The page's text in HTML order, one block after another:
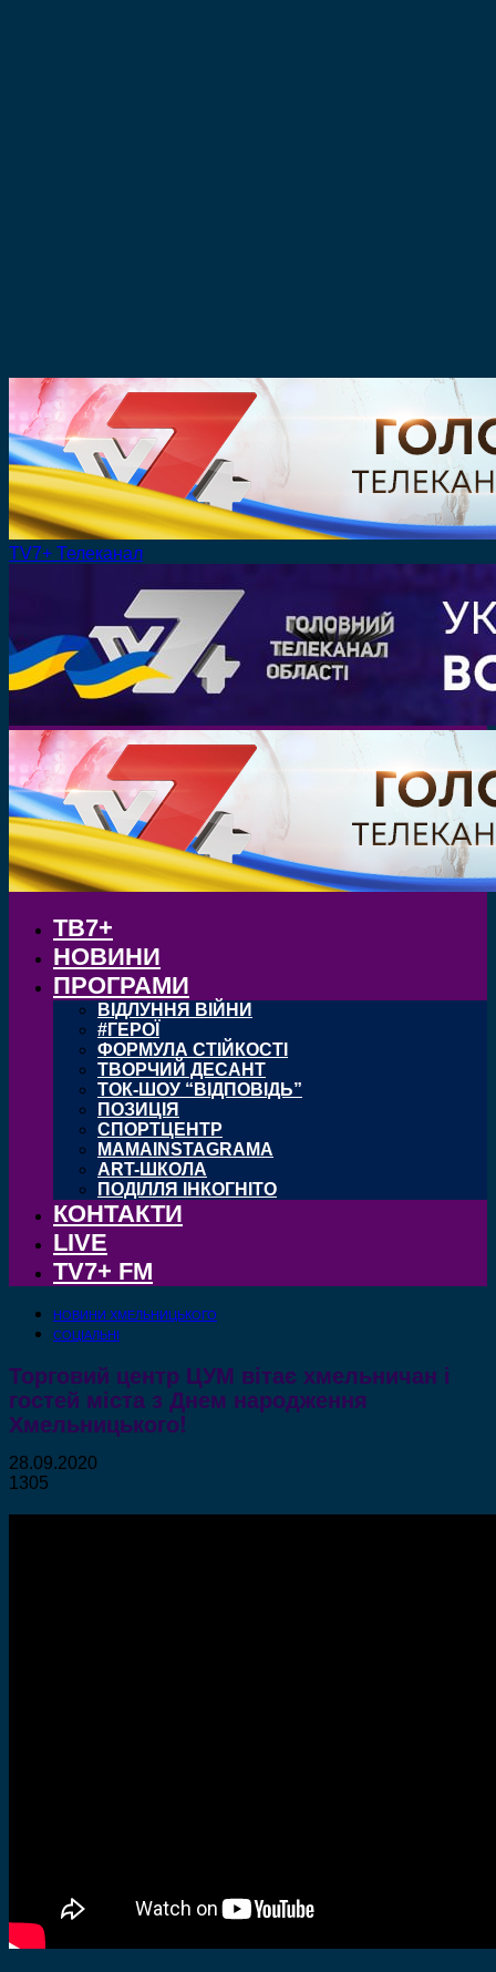
TV7+ Телеканал
ТВ7+
НОВИНИ
ПРОГРАМИ
ВІДЛУННЯ ВІЙНИ
#ГЕРОЇ
ФОРМУЛА СТІЙКОСТІ
ТВОРЧИЙ ДЕСАНТ
ТОК-ШОУ “ВІДПОВІДЬ”
ПОЗИЦІЯ
СПОРТЦЕНТР
MAMAINSTAGRAMA
ART-ШКОЛА
ПОДІЛЛЯ ІНКОГНІТО
КОНТАКТИ
LIVE
TV7+ FM
НОВИНИ ХМЕЛЬНИЦЬКОГО
СОЦІАЛЬНІ
Торговий центр ЦУМ вітає хмельничан і
гостей міста з Днем народження
Хмельницького!
28.09.2020
1305